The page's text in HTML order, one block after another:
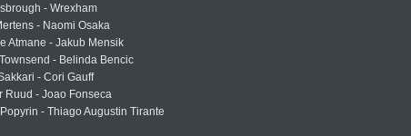
- Wrexham
- Naomi Osaka
Atmane - Jakub Mensik
- Belinda Bencic
- Cori Gauff
Ruud - Joao Fonseca
- Thiago Augustin Tirante